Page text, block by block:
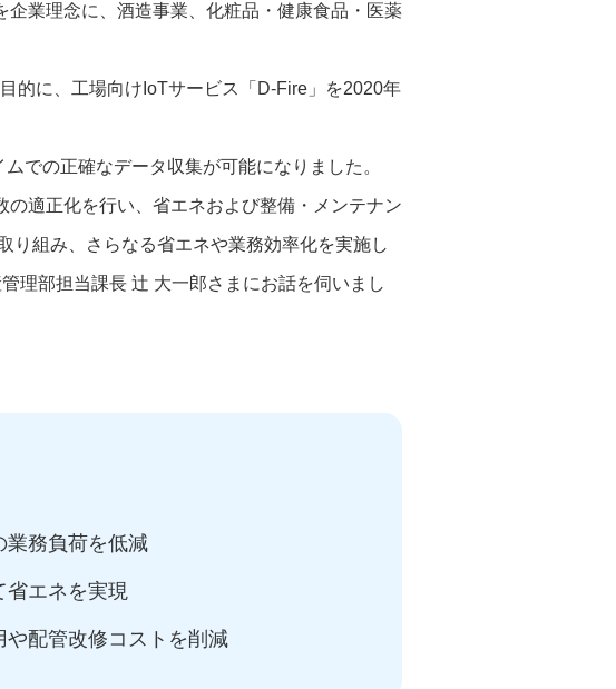
業理念に、酒造事業、化粧品・健康食品・医薬
的に、工場向けIoTサービス「D-Fire」を2020年
での正確なデータ収集が可能になりました。
適正化を行い、省エネおよび整備・メンテナン
り組み、さらなる省エネや業務効率化を実施し
理部担当課長 辻 大一郎さまにお話を伺いまし
業務負荷を低減
省エネを実現
配管改修コストを削減